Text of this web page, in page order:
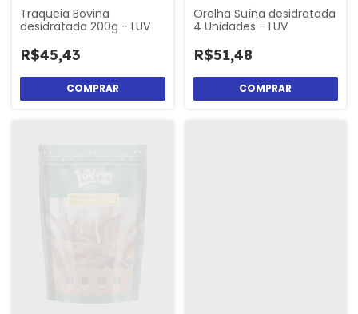
Traqueia Bovina
desidratada 200g - LUV
R$45,43
Orelha Suína desidratada
4 Unidades - LUV
R$51,48